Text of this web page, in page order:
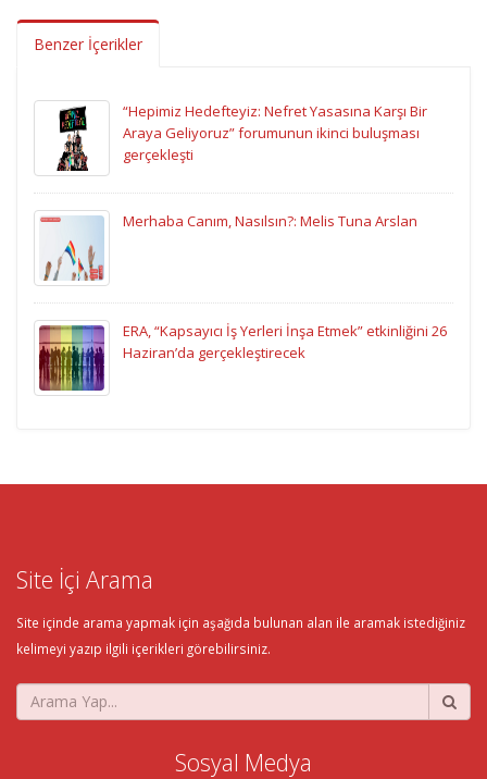
Benzer İçerikler
“Hepimiz Hedefteyiz: Nefret Yasasına Karşı Bir
Araya Geliyoruz” forumunun ikinci buluşması
gerçekleşti
Merhaba Canım, Nasılsın?: Melis Tuna Arslan
ERA, “Kapsayıcı İş Yerleri İnşa Etmek” etkinliğini 26
Haziran’da gerçekleştirecek
Site İçi Arama
Site içinde arama yapmak için aşağıda bulunan alan ile aramak istediğiniz
kelimeyi yazıp ilgili içerikleri görebilirsiniz.
Sosyal Medya